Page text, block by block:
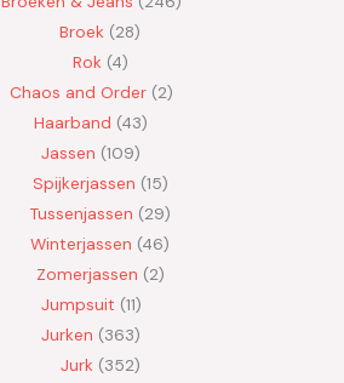
Broek 28
Rok 4
Chaos and Order 2
Haarband 43
Jassen 109
Spijkerjassen 15
Tussenjassen 29
Winterjassen 46
Zomerjassen 2
Jumpsuit 11
Jurken 363
Jurk 352